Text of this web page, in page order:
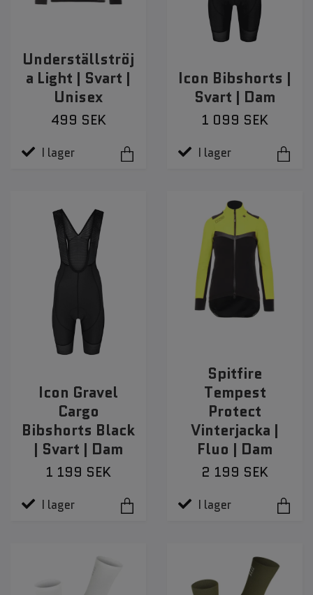
Underställströj
a Light | Svart |
Unisex
499 SEK
I lager
Icon Bibshorts |
Svart | Dam
1 099 SEK
I lager
Icon Gravel
Cargo
Bibshorts Black
| Svart | Dam
1 199 SEK
I lager
Spitfire
Tempest
Protect
Vinterjacka |
Fluo | Dam
2 199 SEK
I lager